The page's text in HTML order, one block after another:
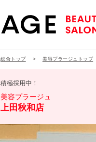
総合トップ 美容プラージュトップ
積極採用中！
美容プラージュ
上田秋和店